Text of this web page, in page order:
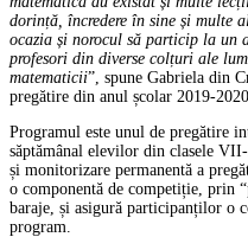
dorință, încredere în sine și multe
ocazia și norocul să particip la un
profesori din diverse colțuri ale
matematicii”, spune Gabriela din
pregătire din anul școlar 2019-2020.
Programul este unul de pregătire
săptămânal elevilor din clasele
și monitorizare permanentă a
o componentă de competiție, prin
baraje, și asigură participanților o
program.